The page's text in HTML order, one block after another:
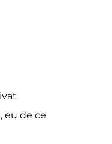
eu de ce